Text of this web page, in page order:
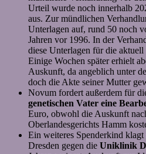
Urteil wurde noch innerhalb
aus. Zur mündlichen
Unterlagen auf, rund 50 noch
Jahren vor 1996. In der
diese Unterlagen für die
Einige Wochen später erhielt
Auskunft, da angeblich unter
doch die Akte seiner Mutter
Novum fordert außerdem für
genetischen Vater eine
Euro, obwohl die Auskunft
Oberlandesgerichts Hamm
Ein weiteres Spenderkind
Dresden gegen die Uniklinik